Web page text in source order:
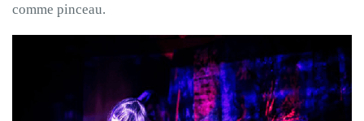
comme pinceau.